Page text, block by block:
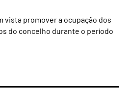
vista promover a ocupação dos
do concelho durante o período